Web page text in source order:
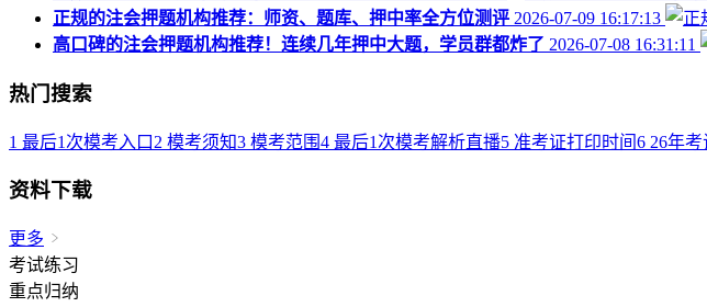
正规的注会押题机构推荐：师资、题库、押中率全方位测评 2026-07-09 16:17:13
高口碑的注会押题机构推荐！连续几年押中大题，学员群都炸了 2026-07-08 16:31:11
热门搜索
1 最后1次模考入口 2 模考须知3 模考范围4 最后1次模考解析直播5 准考证打印时间6 26年考
资料下载
更多
考试练习
重点归纳